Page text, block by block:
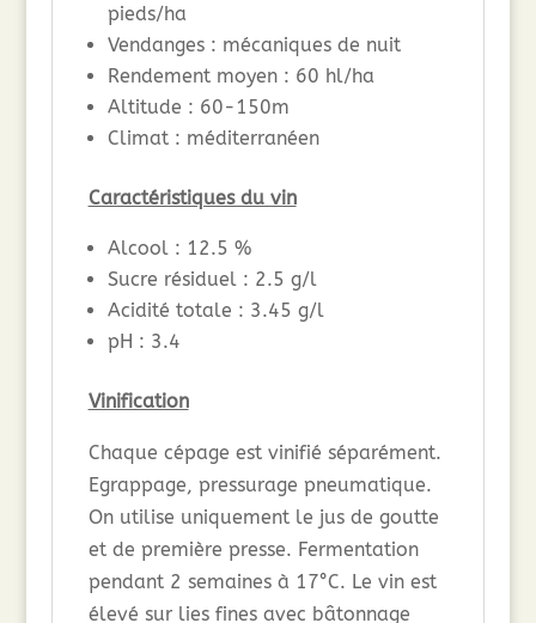
pieds/ha
Vendanges : mécaniques de nuit
Rendement moyen : 60 hl/ha
Altitude : 60-150m
Climat : méditerranéen
Caractéristiques du vin
Alcool : 12.5 %
Sucre résiduel : 2.5 g/l
Acidité totale : 3.45 g/l
pH : 3.4
Vinification
Chaque cépage est vinifié séparément.
Egrappage, pressurage pneumatique.
On utilise uniquement le jus de goutte
et de première presse. Fermentation
pendant 2 semaines à 17°C. Le vin est
élevé sur lies fines avec bâtonnage